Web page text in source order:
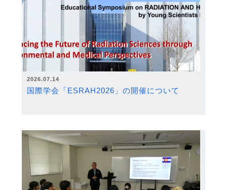
2026.07.14
国際学会「ESRAH2026」の開催について